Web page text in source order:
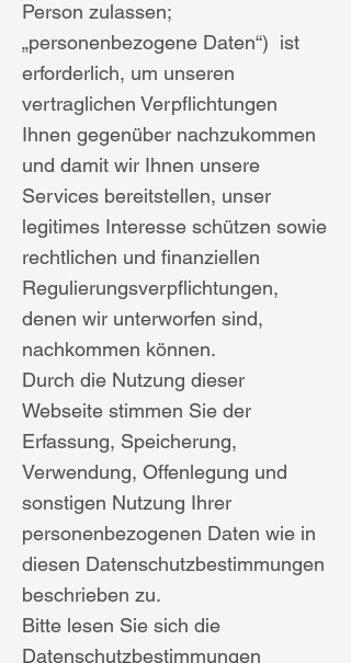
Person zulassen;
„personenbezogene Daten“) ist
erforderlich, um unseren
vertraglichen Verpflichtungen
Ihnen gegenüber nachzukommen
und damit wir Ihnen unsere
Services bereitstellen, unser
legitimes Interesse schützen sowie
rechtlichen und finanziellen
Regulierungsverpflichtungen,
denen wir unterworfen sind,
nachkommen können.
Durch die Nutzung dieser
Webseite stimmen Sie der
Erfassung, Speicherung,
Verwendung, Offenlegung und
sonstigen Nutzung Ihrer
personenbezogenen Daten wie in
diesen Datenschutzbestimmungen
beschrieben zu.
Bitte lesen Sie sich die
Datenschutzbestimmungen